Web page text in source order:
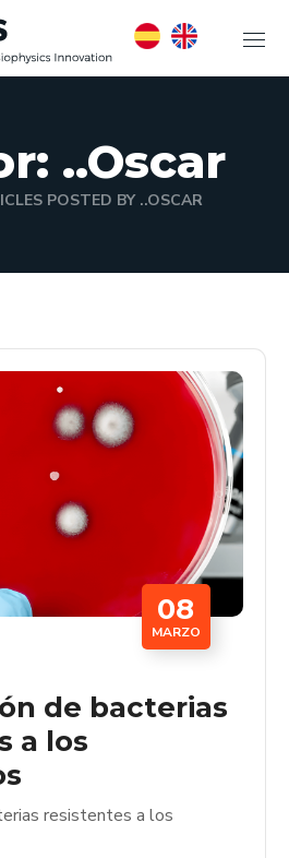
..oscar
POSTED BY ..OSCAR
08
MARZO
de bacterias
a los
resistentes a los